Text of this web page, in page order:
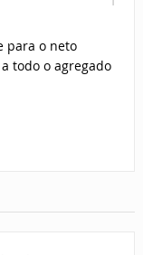
para o neto
todo o agregado